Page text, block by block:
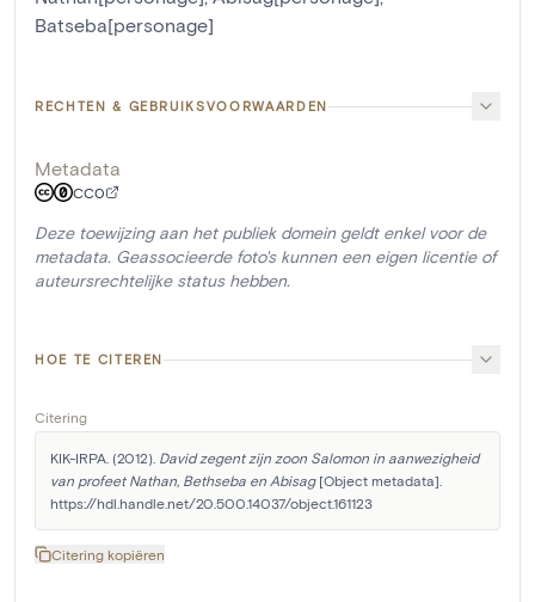
Batseba[personage]
RECHTEN & GEBRUIKSVOORWAARDEN
Metadata
CC0
Deze toewijzing aan het publiek domein geldt enkel voor de
metadata. Geassocieerde foto's kunnen een eigen licentie of
auteursrechtelijke status hebben.
HOE TE CITEREN
Citering
KIK-IRPA. (2012). David zegent zijn zoon Salomon in aanwezigheid
van profeet Nathan, Bethseba en Abisag [Object metadata].
https://hdl.handle.net/20.500.14037/object.161123
Citering kopiëren